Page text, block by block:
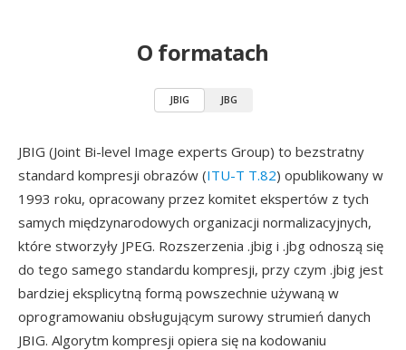
O formatach
JBIG JBG
JBIG (Joint Bi-level Image experts Group) to bezstratny
standard kompresji obrazów (ITU-T T.82) opublikowany w
1993 roku, opracowany przez komitet ekspertów z tych
samych międzynarodowych organizacji normalizacyjnych,
które stworzyły JPEG. Rozszerzenia .jbig i .jbg odnoszą się
do tego samego standardu kompresji, przy czym .jbig jest
bardziej eksplicytną formą powszechnie używaną w
oprogramowaniu obsługującym surowy strumień danych
JBIG. Algorytm kompresji opiera się na kodowaniu